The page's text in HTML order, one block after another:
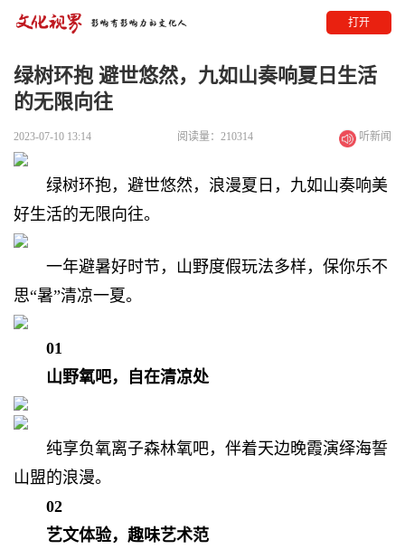
打开
绿树环抱 避世悠然，九如山奏响夏日生活
的无限向往
2023-07-10 13:14 阅读量：210314 听新闻
绿树环抱，避世悠然， 浪漫夏日，九如山奏响美
好生活的无限向往。
一年避暑好时节， 山野度假玩法多样， 保你乐不
思“暑”清凉一夏。
01
山野氧吧，自在清凉处
纯享负氧离子森林氧吧， 伴着天边晚霞演绎海誓
山盟的浪漫。
02
艺文体验，趣味艺术范